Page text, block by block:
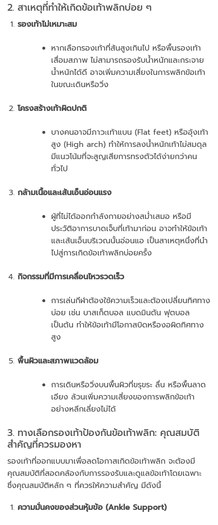
2. สาเหตุที่ทำให้เกิดข้อเท้าพลิกบ่อย ๆ
รองเท้าไม่เหมาะสม
หากเลือกรองเท้าที่ส้นสูงเกินไป หรือพื้นรองเท้า
เสื่อมสภาพ ไม่สามารถรองรับน้ำหนักและกระจาย
น้ำหนักได้ดี อาจเพิ่มความเสี่ยงในการพลิกข้อเท้า
ในขณะเดินหรือวิ่ง
โครงสร้างเท้าผิดปกติ
บางคนอาจมีภาวะเท้าแบน (Flat feet) หรืออุ้งเท้า
สูง (High arch) ทำให้การลงน้ำหนักเท้าไม่สมดุล
มีแนวโน้มที่จะสูญเสียการทรงตัวได้ง่ายกว่าคน
ทั่วไป
กล้ามเนื้อและเส้นเอ็นอ่อนแรง
ผู้ที่ไม่ได้ออกกำลังกายอย่างสม่ำเสมอ หรือมี
ประวัติอาการบาดเจ็บที่เท้ามาก่อน อาจทำให้ข้อเท้า
และเส้นเอ็นบริเวณนั้นอ่อนแอ เป็นสาเหตุหนึ่งที่นำ
ไปสู่การเกิดข้อเท้าพลิกบ่อยครั้ง
กิจกรรมที่มีการเคลื่อนไหวรวดเร็ว
การเล่นกีฬาต้องใช้ความเร็วและต้องเปลี่ยนทิศทาง
บ่อย เช่น บาสเก็ตบอล แบดมินตัน ฟุตบอล
เป็นต้น ทำให้ข้อเท้ามีโอกาสบิดหรืองอผิดทิศทาง
สูง
พื้นผิวและสภาพแวดล้อม
การเดินหรือวิ่งบนพื้นผิวที่ขรุขระ ลื่น หรือพื้นลาด
เอียง ล้วนเพิ่มความเสี่ยงของการพลิกข้อเท้า
อย่างหลีกเลี่ยงไม่ได้
3. ทางเลือกรองเท้าป้องกันข้อเท้าพลิก: คุณสมบัติ
สำคัญที่ควรมองหา
รองเท้าที่ออกแบบมาเพื่อลดโอกาสเกิดข้อเท้าพลิก จะต้องมี
คุณสมบัติที่สอดคล้องกับการรองรับและดูแลข้อเท้าโดยเฉพาะ
ซึ่งคุณสมบัติหลัก ๆ ที่ควรให้ความสำคัญ มีดังนี้
ความมั่นคงของส่วนหุ้มข้อ (Ankle Support)